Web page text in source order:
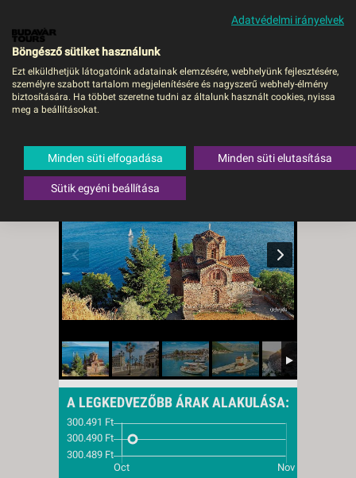
MENÜ
Balkán körút - 5 ország 10
Albánia
A LEGKEDVEZŐBB ÁRAK ALAKULÁSA:
Adatvédelmi irányelvek
Böngésző sütiket használunk
Ezt elküldhetjük látogatóink adatainak elemzésére, webhelyünk fejlesztésére,
személyre szabott tartalom megjelenítésére és nagyszerű webhely-élmény
biztosítására. Ha többet szeretne tudni az általunk használt cookies, nyissa
meg a beállításokat.
Minden süti elfogadása Minden süti elutasítása
Sütik egyéni beállítása